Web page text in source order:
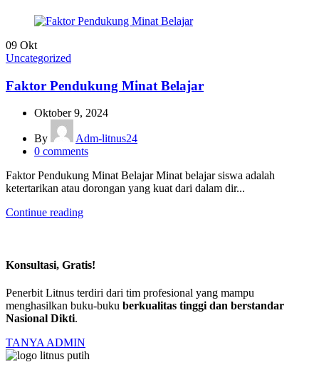
09 Okt
Uncategorized
Faktor Pendukung Minat Belajar
Oktober 9, 2024
By
Adm-litnus24
0 comments
Faktor Pendukung Minat Belajar Minat belajar siswa adalah
ketertarikan atau dorongan yang kuat dari dalam dir...
Continue reading
Konsultasi, Gratis!
Penerbit Litnus terdiri dari tim profesional yang mampu
menghasilkan buku-buku berkualitas tinggi dan berstandar
Nasional Dikti.
TANYA ADMIN